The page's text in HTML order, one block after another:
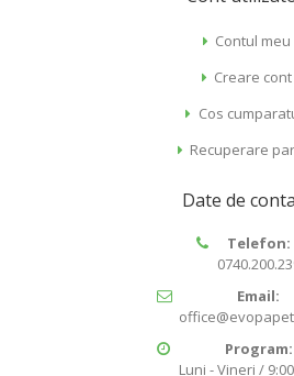
Contul meu
Creare cont
Cos
Recuperare
Date de
Telefon:
Email:
Program:
Luni - Vineri /